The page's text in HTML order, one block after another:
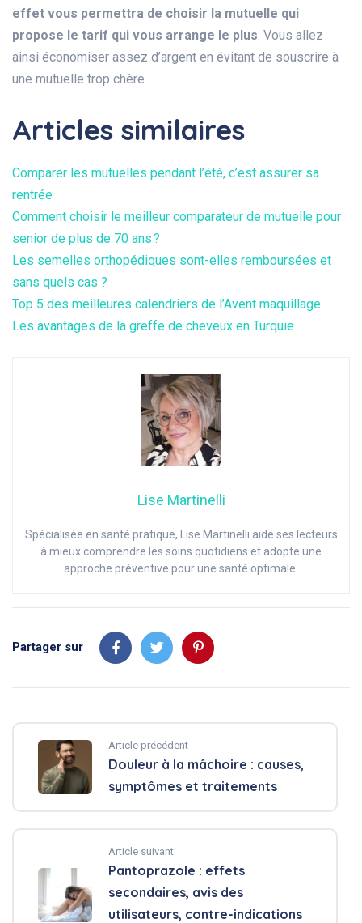
effet vous permettra de choisir la mutuelle qui
propose le tarif qui vous arrange le plus . Vous allez
ainsi économiser assez d’argent en évitant de souscrire à
une mutuelle trop chère.
Articles similaires
Comparer les mutuelles pendant l’été, c’est assurer sa
rentrée
Comment choisir le meilleur comparateur de mutuelle pour
senior de plus de 70 ans ?
Les semelles orthopédiques sont-elles remboursées et
sans quels cas ?
Top 5 des meilleures calendriers de l’Avent maquillage
Les avantages de la greffe de cheveux en Turquie
Lise Martinelli
Spécialisée en santé pratique, Lise Martinelli aide ses lecteurs
à mieux comprendre les soins quotidiens et adopte une
approche préventive pour une santé optimale.
Partager sur
Article précédent
Douleur à la mâchoire : causes,
symptômes et traitements
Article suivant
Pantoprazole : effets
secondaires, avis des
utilisateurs, contre-indications